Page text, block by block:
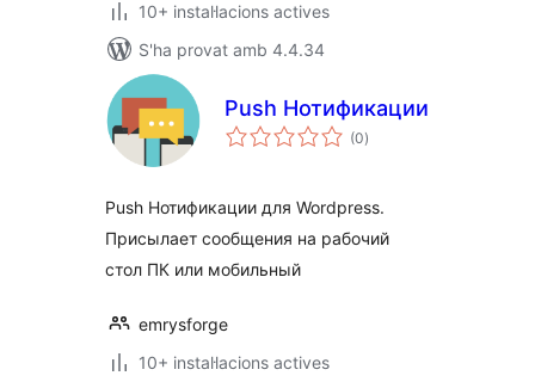
10+ instal·lacions actives
S'ha provat amb 4.4.34
Push Нотификации
(0puntuacions
totals
)
Push Нотификации для Wordpress.
Присылает сообщения на рабочий
стол ПК или мобильный
emrysforge
10+ instal·lacions actives